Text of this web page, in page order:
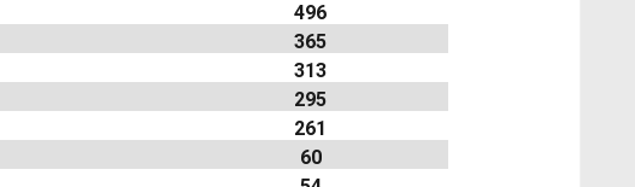
496
365
313
295
261
60